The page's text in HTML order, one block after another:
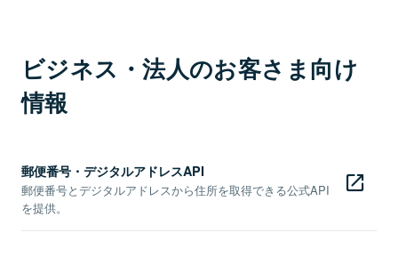
ビジネス・法人のお客さま向け
情報
郵便番号・デジタルアドレスAPI
郵便番号とデジタルアドレスから住所を取得できる公式API
を提供。